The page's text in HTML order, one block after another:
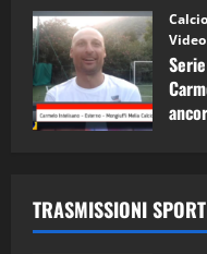
TRASMISSIONI
1
2 28/